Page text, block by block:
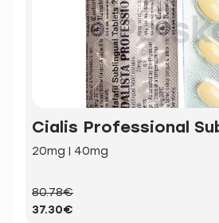
Cialis Professional
20mg | 40mg
80.78€
37.30€